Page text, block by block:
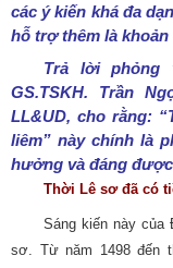
các ý kiến khá đa
hỗ trợ thêm là
Trả lời phỏng
GS.TSKH. Trần
LL&UD, cho rằng:
liêm” này chính là
hưởng và đáng
Thời Lê sơ đã có
Sáng kiến này
sơ. Từ năm 1498 đến